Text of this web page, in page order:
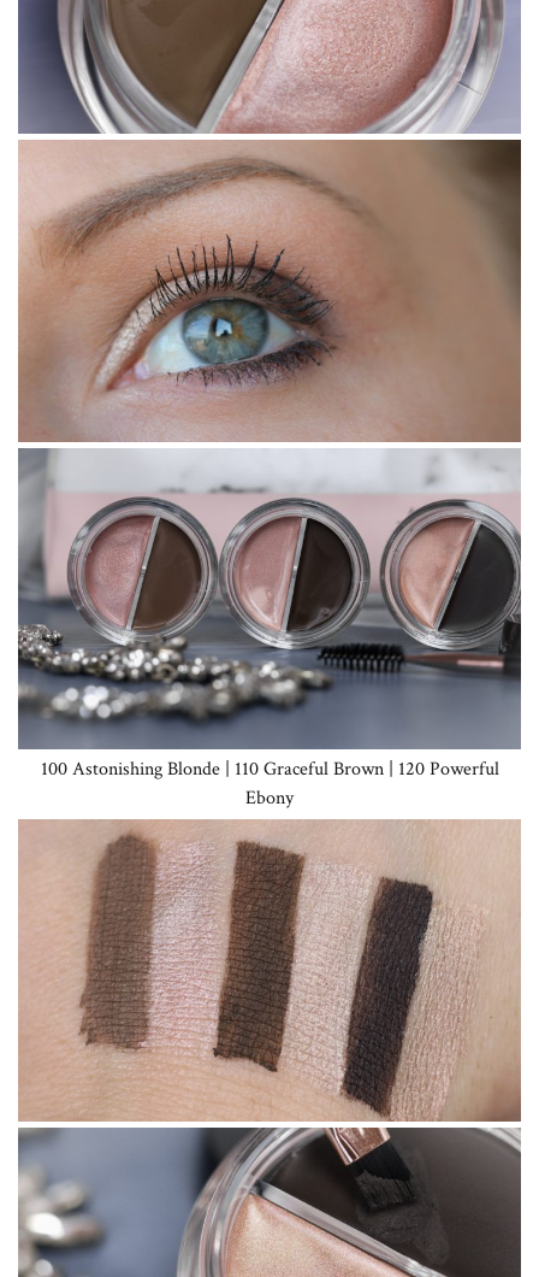
100 Astonishing Blonde | 110 Graceful Brown | 120 Powerful
Ebony